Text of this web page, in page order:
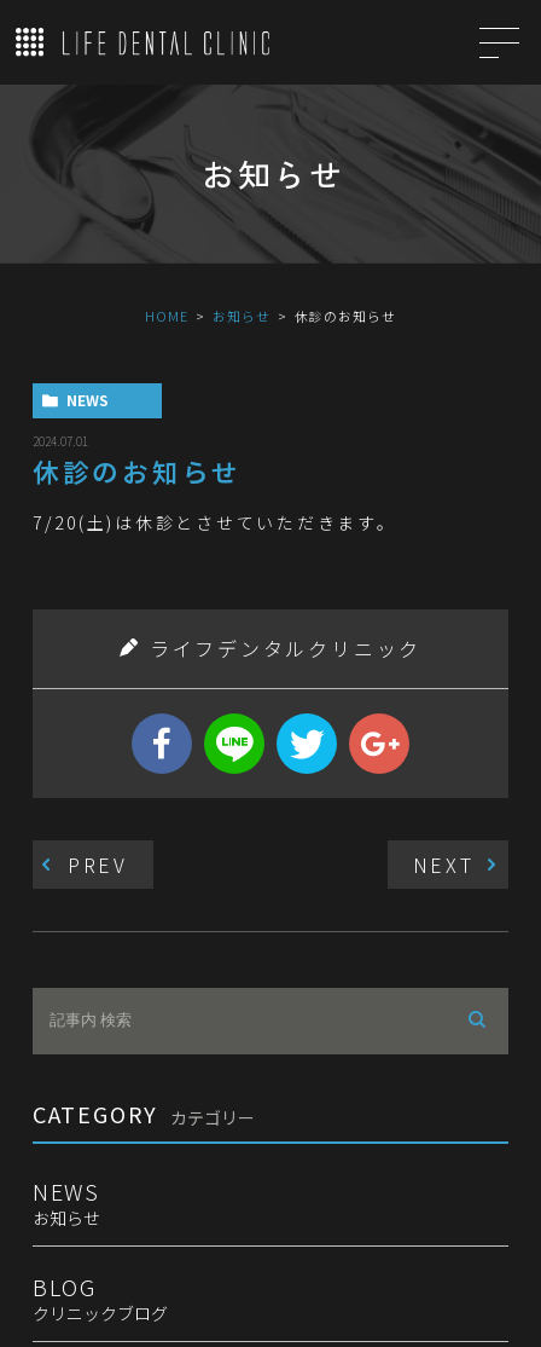
お知らせ
HOME お知らせ 休診のお知らせ
NEWS
2024.07.01
休診のお知らせ
7/20(土)は休診とさせていただきます。
ライフデンタルクリニック
PREV NEXT
CATEGORY カテゴリー
NEWS
お知らせ
BLOG
クリニックブログ